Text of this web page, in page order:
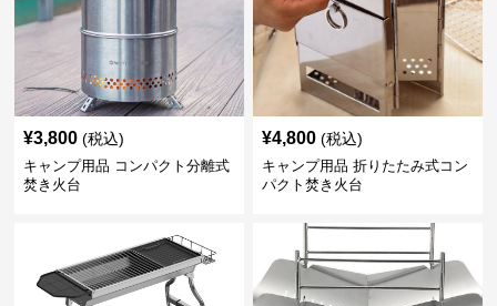
¥3,800 (税込)
キャンプ用品 コンパクト分離式
焚き火台
¥4,800 (税込)
キャンプ用品 折りたたみ式コン
パクト焚き火台